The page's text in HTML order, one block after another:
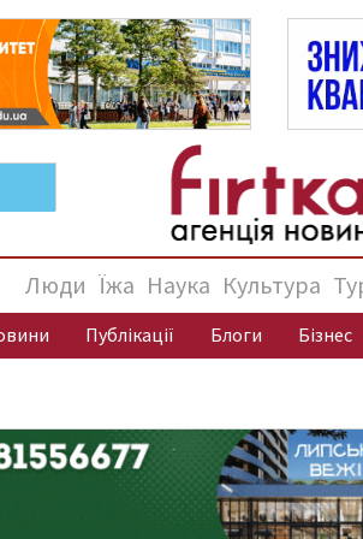
Люди Їжа Наука Культура
Публікації Блоги Бізнес